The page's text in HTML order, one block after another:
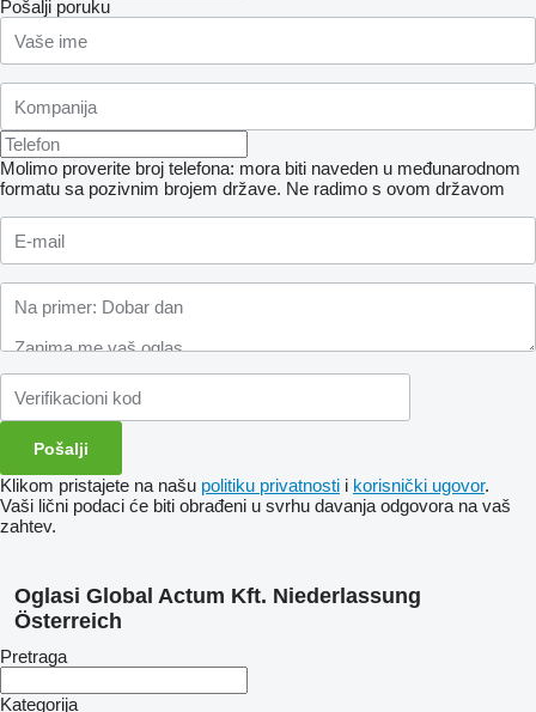
Pošalji poruku
Molimo proverite broj telefona: mora biti naveden u međunarodnom
formatu sa pozivnim brojem države. Ne radimo s ovom državom
Klikom pristajete na našu politiku privatnosti i korisnički ugovor.
Vaši lični podaci će biti obrađeni u svrhu davanja odgovora na vaš
zahtev.
Oglasi Global Actum Kft. Niederlassung
Österreich
Pretraga
Kategorija